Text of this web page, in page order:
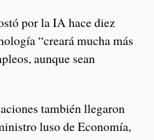
por la IA hace diez
“creará mucha más
aunque sean
también llegaron
luso de Economía,